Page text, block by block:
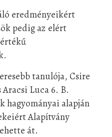
eredményeikért
pedig az elért
tanulója, Csire
Luca 6. B.
hagyományai alapján
Alapítvány
át.